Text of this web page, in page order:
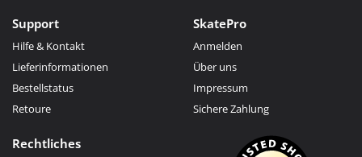
Support
Hilfe & Kontakt
Lieferinformationen
Bestellstatus
Retoure
SkatePro
Anmelden
Über uns
Impressum
Sichere Zahlung
Rechtliches